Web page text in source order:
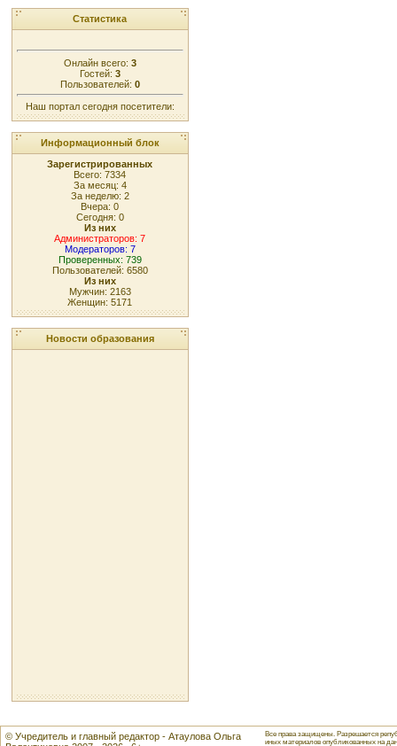
Статистика
Онлайн всего: 3
Гостей: 3
Пользователей: 0
Наш портал сегодня посетители:
Информационный блок
Зарегистрированных
Всего: 7334
За месяц: 4
За неделю: 2
Вчера: 0
Сегодня: 0
Из них
Администраторов: 7
Модераторов: 7
Проверенных: 739
Пользователей: 6580
Из них
Мужчин: 2163
Женщин: 5171
Новости образования
© Учредитель и главный редактор - Атаулова Ольга
Все права защищены. Разрешается
иных материалов опубликованных на